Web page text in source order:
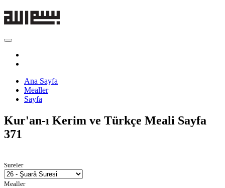
Ana Sayfa
Mealler
Sayfa
Kur'an-ı Kerim ve Türkçe Meali Sayfa
371
Sureler
Mealler